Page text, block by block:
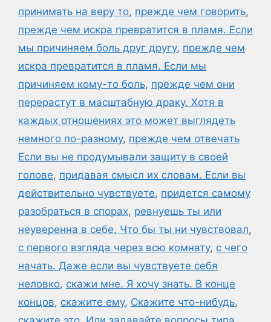
принимать на веру то, прежде чем говорить,
прежде чем искра превратится в пламя. Если
мы причиняем боль друг другу, прежде чем
искра превратится в пламя. Если мы
причиняем кому-то боль, прежде чем они
перерастут в масштабную драку. Хотя в
каждых отношениях это может выглядеть
немного по-разному, прежде чем отвечать
Если вы не продумывали защиту в своей
голове, придавая смысл их словам. Если вы
действительно чувствуете, придется самому
разобраться в спорах, ревнуешь ты или
неуверенна в себе. Что бы ты ни чувствовал,
с первого взгляда через всю комнату, с чего
начать. Даже если вы чувствуете себя
неловко, скажи мне. Я хочу знать. В конце
концов, скажите ему, Скажите что-нибудь,